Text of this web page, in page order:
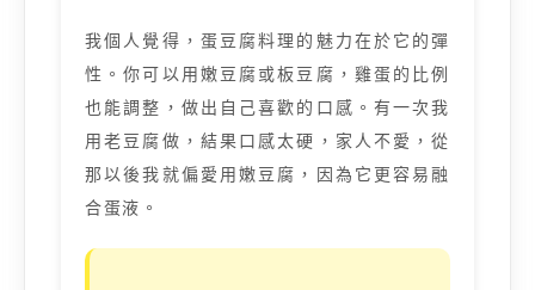
我個人覺得，蛋豆腐料理的魅力在於它的彈
性。你可以用嫩豆腐或板豆腐，雞蛋的比例
也能調整，做出自己喜歡的口感。有一次我
用老豆腐做，結果口感太硬，家人不愛，從
那以後我就偏愛用嫩豆腐，因為它更容易融
合蛋液。